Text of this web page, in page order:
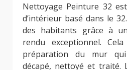
Nettoyage Peinture 32
d’intérieur basé dans le
des habitants grâce à
rendu exceptionnel.
préparation du mur
décapé, nettoyé et traité.